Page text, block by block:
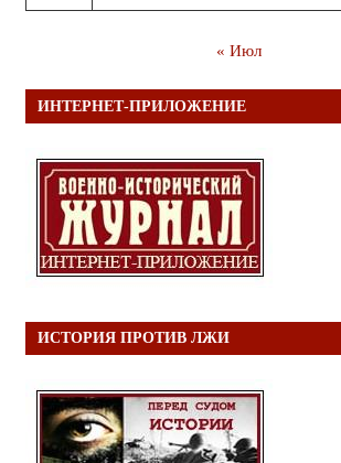
« Июл
ИНТЕРНЕТ-ПРИЛОЖЕНИЕ
ИСТОРИЯ ПРОТИВ ЛЖИ